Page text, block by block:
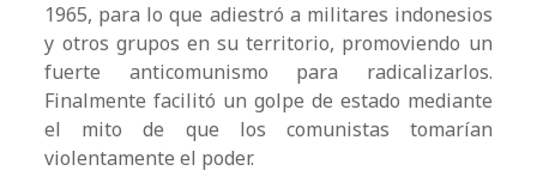
1965, para lo que adiestró a militares indonesios
y otros grupos en su territorio, promoviendo un
fuerte anticomunismo para radicalizarlos.
Finalmente facilitó un golpe de estado mediante
el mito de que los comunistas tomarían
violentamente el poder.